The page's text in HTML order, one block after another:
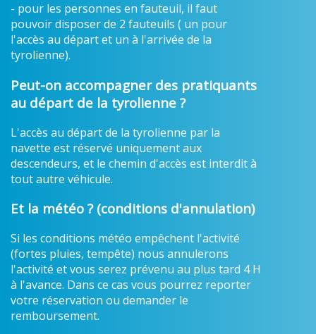
- pour les personnes en fauteuil, il faut
pouvoir disposer de 2 fauteuils ( un pour
l'accès au départ et un à l'arrivée de la
tyrolienne).
Peut-on accompagner des pratiquants
au départ de la tyrolienne ?
L'accès au départ de la tyrolienne par la
navette est réservé uniquement aux
descendeurs, et le chemin d'accès est interdit à
tout autre véhicule.
Et la météo ? (conditions d'annulation)
Si les conditions météo empêchent l'activité
(fortes pluies, tempête) nous annulerons
l'activité et vous serez prévenu au plus tard 4 H
à l'avance. Dans ce cas vous pourrez reporter
votre réservation ou demander le
remboursement.